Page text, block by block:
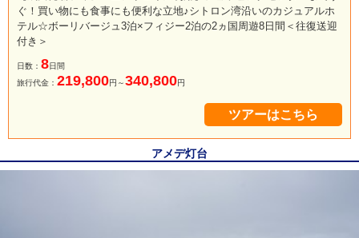
ぐ！買い物にも食事にも便利な立地♪シトロン湾沿いのカジュアルホ
テル☆ボーリバージュ3泊×フィジー2泊の2ヵ国周遊8日間＜往復送迎
付き＞
日数： 8日間
旅行代金： 219,800円～340,800円
ツアーはこちら
アメデ灯台